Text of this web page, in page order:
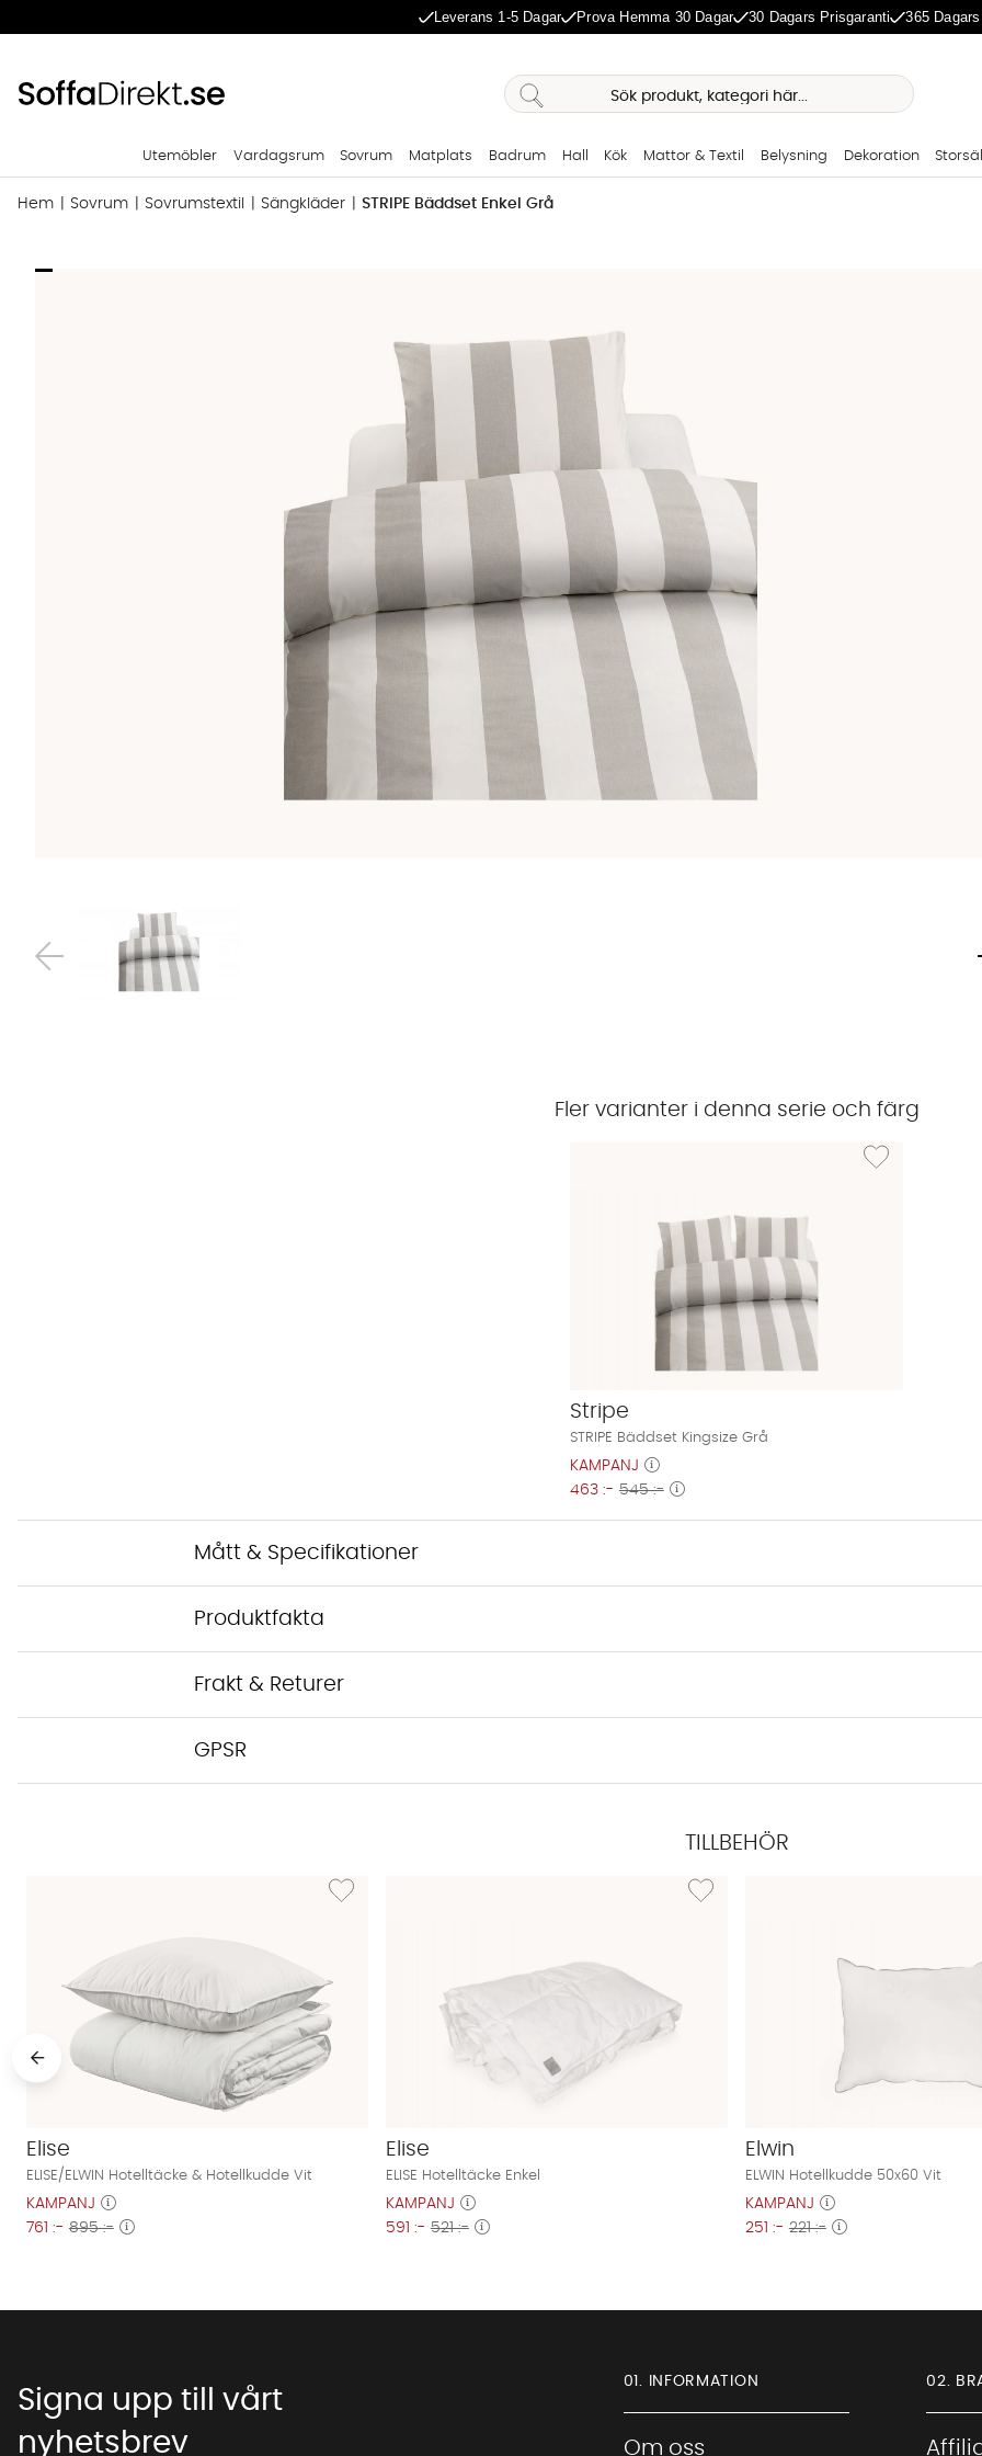
Leverans 1-5 Dagar Prova Hemma 30 Dagar 30 Dagars Prisgaranti 365
Utemöbler Vardagsrum Sovrum Matplats Badrum Hall Kök Mattor & Textil Belysning Dekoration
Hem Sovrum Sovrumstextil Sängkläder STRIPE Bäddset Enkel Grå
Fler varianter i denna serie och färg
Lägg till i
Stripe
STRIPE Bäddset Kingsize Grå
KAMPANJ
463 :- 545 :-
Mått & Specifikationer
Produktfakta
Frakt & Returer
GPSR
TILLBEHÖR
Lägg till i önskelista: ELISE/ELWIN Hotelltäcke & Hotellkudde Vit
Elise
ELISE/ELWIN Hotelltäcke & Hotellkudde Vit
KAMPANJ
761 :- 895 :-
Lägg till i önskelista: ELISE Hotelltäcke Enkel
Elise
ELISE Hotelltäcke Enkel
KAMPANJ
591 :- 521 :-
Elwin
ELWIN Hotellkudde 50x60 Vit
KAMPANJ
251 :- 221 :-
Signa upp till vårt
nyhetsbrev
01. INFORMATION
Om oss
02.